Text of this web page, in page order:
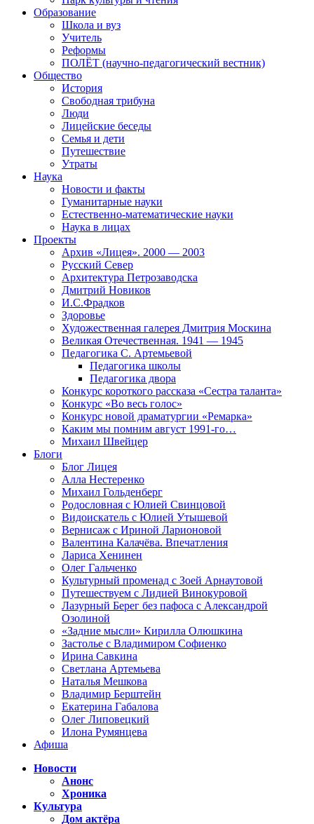
Образование
Школа и вуз
Учитель
Реформы
ПОЛЁТ (научно-педагогический вестник)
Общество
История
Свободная трибуна
Люди
Лицейские беседы
Семья и дети
Путешествие
Утраты
Наука
Новости и факты
Гуманитарные науки
Естественно-математические науки
Наука в лицах
Проекты
Архив «Лицея». 2000 — 2003
Русский Север
Архитектура Петрозаводска
Дмитрий Новиков
И.С.Фрадков
Здоровье
Художественная галерея Дмитрия Москина
Великая Отечественная. 1941 — 1945
Педагогика С. Артемьевой
Педагогика школы
Педагогика двора
Конкурс короткого рассказа «Сестра таланта»
Конкурс «Во весь голос»
Конкурс новой драматургии «Ремарка»
Каким мы помним август 1991-го…
Михаил Швейцер
Блоги
Блог Лицея
Алла Нестеренко
Михаил Гольденберг
Родословная с Юлией Свинцовой
Видоискатель с Юлией Утышевой
Вернисаж с Ириной Ларионовой
Валентина Калачёва. Впечатления
Лариса Хенинен
Олег Гальченко
Культурный променад с Зоей Арнаутовой
Путешествуем с Лидией Винокуровой
Лазурный Берег без пафоса с Александрой
Озолиной
«Задние мысли» Кирилла Олюшкина
Застолье с Владимиром Софиенко
Ирина Савкина
Светлана Артемьева
Наталья Мешкова
Владимир Берштейн
Екатерина Габалова
Олег Липовецкий
Илона Румянцева
Афиша
Новости
Анонс
Хроника
Культура
Дом актёра